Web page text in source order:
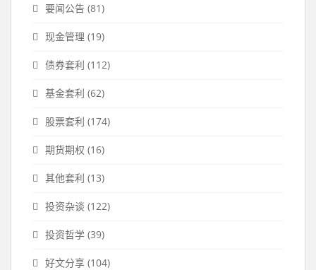
要闻公告 (81)
现金管理 (19)
债券套利 (112)
基金套利 (62)
股票套利 (174)
期货期权 (16)
其他套利 (13)
投资杂谈 (122)
投资哲学 (39)
好文分享 (104)